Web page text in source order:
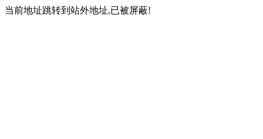
当前地址跳转到站外地址,已被屏蔽!